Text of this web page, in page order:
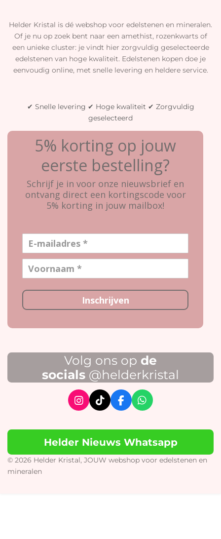
Helder Kristal is dé webshop voor edelstenen en mineralen.
Of je nu op zoek bent naar een amethist, rozenkwarts of
een unieke cluster: je vindt hier zorgvuldig geselecteerde
edelstenen van hoge kwaliteit. Edelstenen kopen doe je
eenvoudig online, met snelle levering en heldere service.
✔ Snelle levering ✔ Hoge kwaliteit ✔ Zorgvuldig
geselecteerd
5% korting op jouw
eerste bestelling?
Schrijf je in voor onze nieuwsbrief en
ontvang direct een kortingscode voor
5% korting in jouw mailbox!
Inschrijven
Volg ons op de
socials @helderkristal
I
n
t
a
r
T
i
T
o
F
a
e
b
o
W
h
t
s
p
Helder Nieuws Whatsapp
© 2026 Helder Kristal, JOUW webshop voor edelstenen en
mineralen